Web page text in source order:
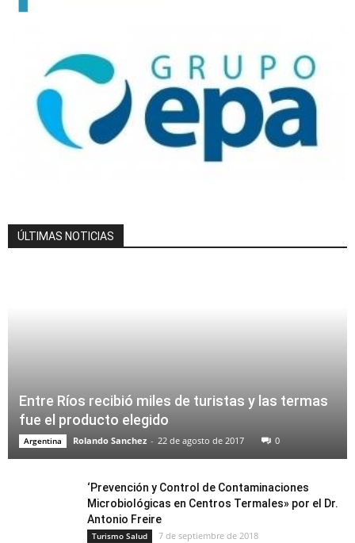
ÚLTIMAS NOTICIAS
Entre Ríos recibió miles de turistas y las termas
fue el producto elegido
Argentina Rolando Sanchez - 22 de agosto de 2017 0
‘Prevención y Control de Contaminaciones
Microbiológicas en Centros Termales» por el Dr.
Antonio Freire
Turismo Salud 7 de septiembre de 2018